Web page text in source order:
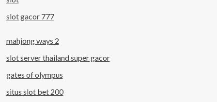
slot gacor 777
mahjong ways 2
slot server thailand super gacor
gates of olympus
situs slot bet 200